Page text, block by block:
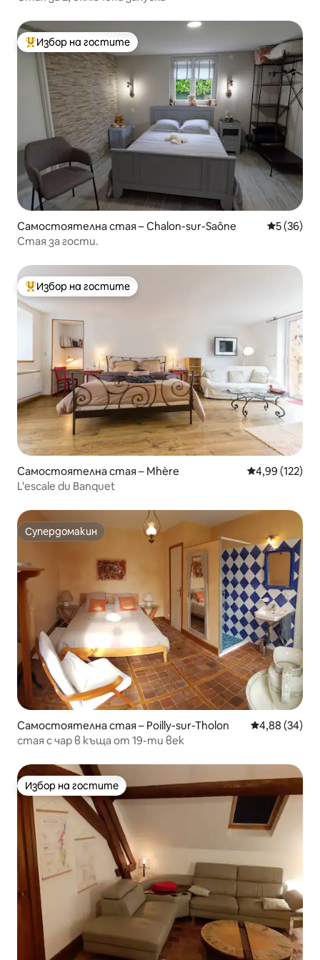
Най-популярен избор на гостите
Избор на гостите
Самостоятелна стая – Chalon-sur-Saône Средна
5 (36)
Стая за гости.
Най-популярен избор на гостите
Избор на гостите
Самостоятелна стая – Mhère Средна
4,99 (122)
L'escale du Banquet
Супердомакин
Супердомакин
Самостоятелна стая – Poilly-sur-Tholon Средна
4,88 (34)
стая с чар в къща от 19-ти век
Избор на гостите
Избор на гостите